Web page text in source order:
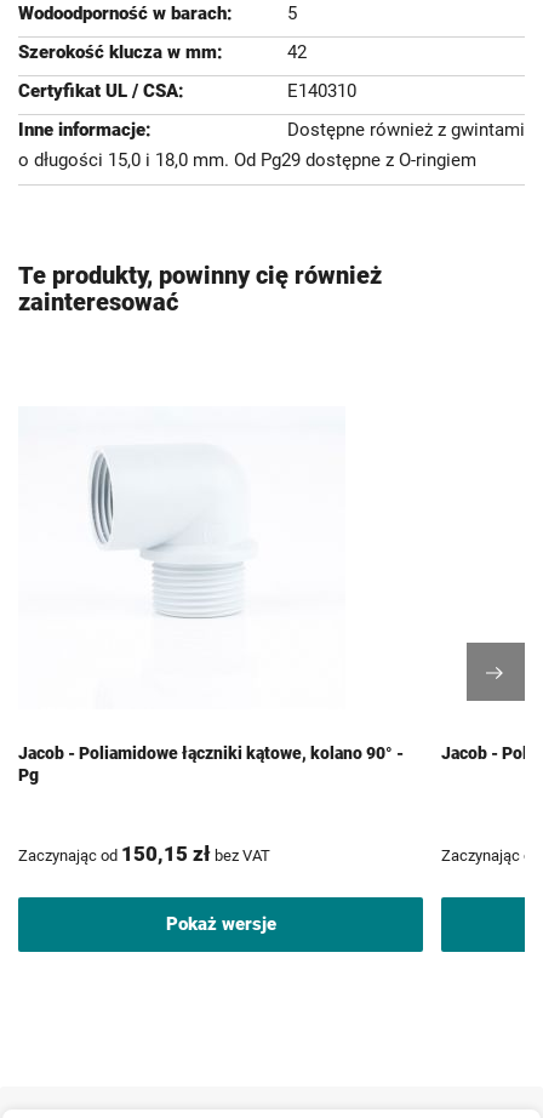
5
42
E140310
Dostępne również z gwintami
o długości 15,0 i 18,0 mm. Od Pg29 dostępne z O-ringiem
Te produkty, powinny cię również
zainteresować
Jacob - Poliamidowe łączniki kątowe, kolano 90° -
Pg
Zaczynając od 150,15 zł bez VAT
Pokaż wersje
Jacob -
Zaczynając od